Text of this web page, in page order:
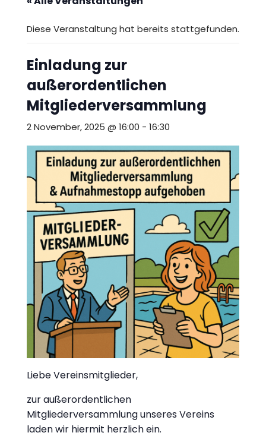
h
d
n
Diese Veranstaltung hat bereits stattgefunden.
Einladung zur
außerordentlichen
Mitgliederversammlung
2 November, 2025 @ 16:00 - 16:30
Liebe Vereinsmitglieder,
zur außerordentlichen
Mitgliederversammlung unseres Vereins
laden wir hiermit herzlich ein.